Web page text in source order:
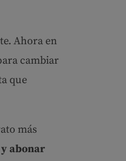
Ahora en
cambiar
que
más
abonar